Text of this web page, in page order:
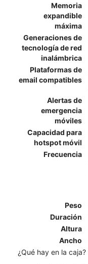
Memoria
expandible
máxima
Generaciones de
tecnología de red
inalámbrica
Plataformas de
email compatibles
Alertas de
emergencia
móviles
Capacidad para
hotspot móvil
Frecuencia
Peso
Duración
Altura
Ancho
¿Qué hay en la caja?